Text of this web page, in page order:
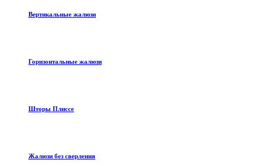
Вертикальные жалюзи
Горизонтальные жалюзи
Шторы Плиссе
Жалюзи без сверления